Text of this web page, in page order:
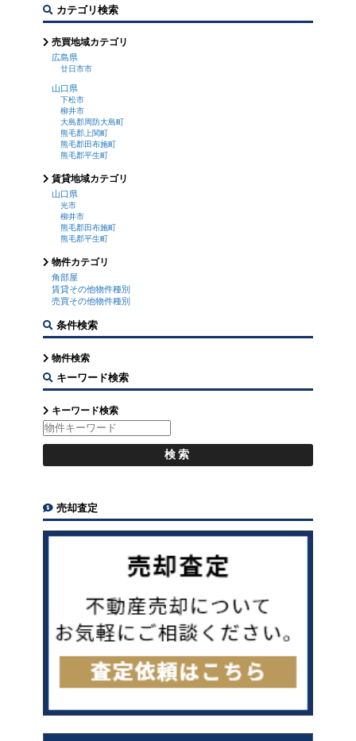
カテゴリ検索
売買地域カテゴリ
広島県
廿日市市
山口県
下松市
柳井市
大島郡周防大島町
熊毛郡上関町
熊毛郡田布施町
熊毛郡平生町
賃貸地域カテゴリ
山口県
光市
柳井市
熊毛郡田布施町
熊毛郡平生町
物件カテゴリ
角部屋
賃貸その他物件種別
売買その他物件種別
条件検索
物件検索
キーワード検索
キーワード検索
売却査定